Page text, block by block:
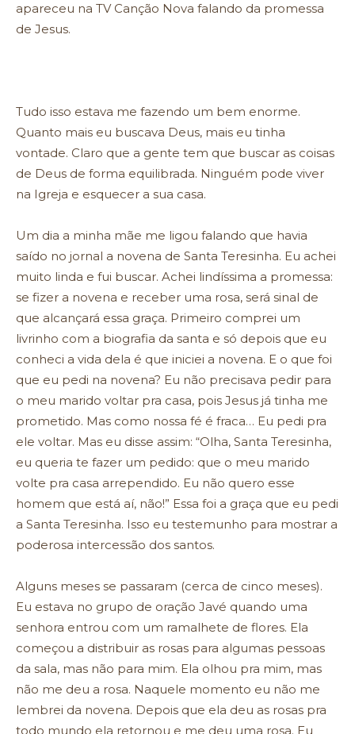
apareceu na TV Canção Nova falando da promessa
de Jesus.
Tudo isso estava me fazendo um bem enorme.
Quanto mais eu buscava Deus, mais eu tinha
vontade. Claro que a gente tem que buscar as coisas
de Deus de forma equilibrada. Ninguém pode viver
na Igreja e esquecer a sua casa.
Um dia a minha mãe me ligou falando que havia
saído no jornal a novena de Santa Teresinha. Eu achei
muito linda e fui buscar. Achei lindíssima a promessa:
se fizer a novena e receber uma rosa, será sinal de
que alcançará essa graça. Primeiro comprei um
livrinho com a biografia da santa e só depois que eu
conheci a vida dela é que iniciei a novena. E o que foi
que eu pedi na novena? Eu não precisava pedir para
o meu marido voltar pra casa, pois Jesus já tinha me
prometido. Mas como nossa fé é fraca… Eu pedi pra
ele voltar. Mas eu disse assim: “Olha, Santa Teresinha,
eu queria te fazer um pedido: que o meu marido
volte pra casa arrependido. Eu não quero esse
homem que está aí, não!” Essa foi a graça que eu pedi
a Santa Teresinha. Isso eu testemunho para mostrar a
poderosa intercessão dos santos.
Alguns meses se passaram (cerca de cinco meses).
Eu estava no grupo de oração Javé quando uma
senhora entrou com um ramalhete de flores. Ela
começou a distribuir as rosas para algumas pessoas
da sala, mas não para mim. Ela olhou pra mim, mas
não me deu a rosa. Naquele momento eu não me
lembrei da novena. Depois que ela deu as rosas pra
todo mundo ela retornou e me deu uma rosa. Eu